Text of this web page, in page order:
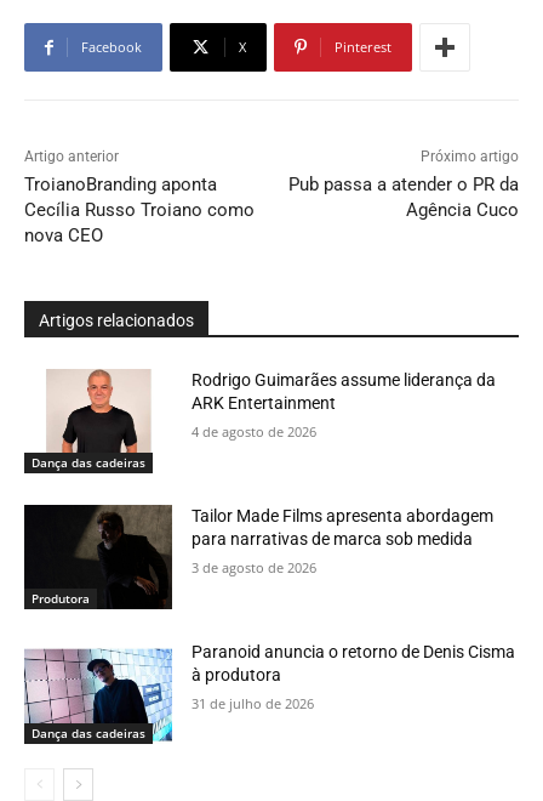
Facebook X Pinterest
Artigo anterior
TroianoBranding aponta
Cecília Russo Troiano como
nova CEO
Próximo artigo
Pub passa a atender o PR da
Agência Cuco
Artigos relacionados
Dança das cadeiras
Rodrigo Guimarães assume liderança da
ARK Entertainment
4 de agosto de 2026
Produtora
Tailor Made Films apresenta abordagem
para narrativas de marca sob medida
3 de agosto de 2026
Dança das cadeiras
Paranoid anuncia o retorno de Denis Cisma
à produtora
31 de julho de 2026